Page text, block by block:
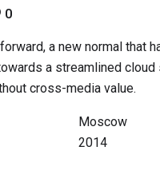
0
a new normal that
a streamlined
cross-media value.
Moscow
2014